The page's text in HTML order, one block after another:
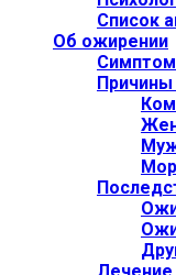
Список
Об ожирении